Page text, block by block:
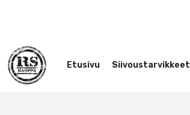
Etusivu Siivoustarvikkeet